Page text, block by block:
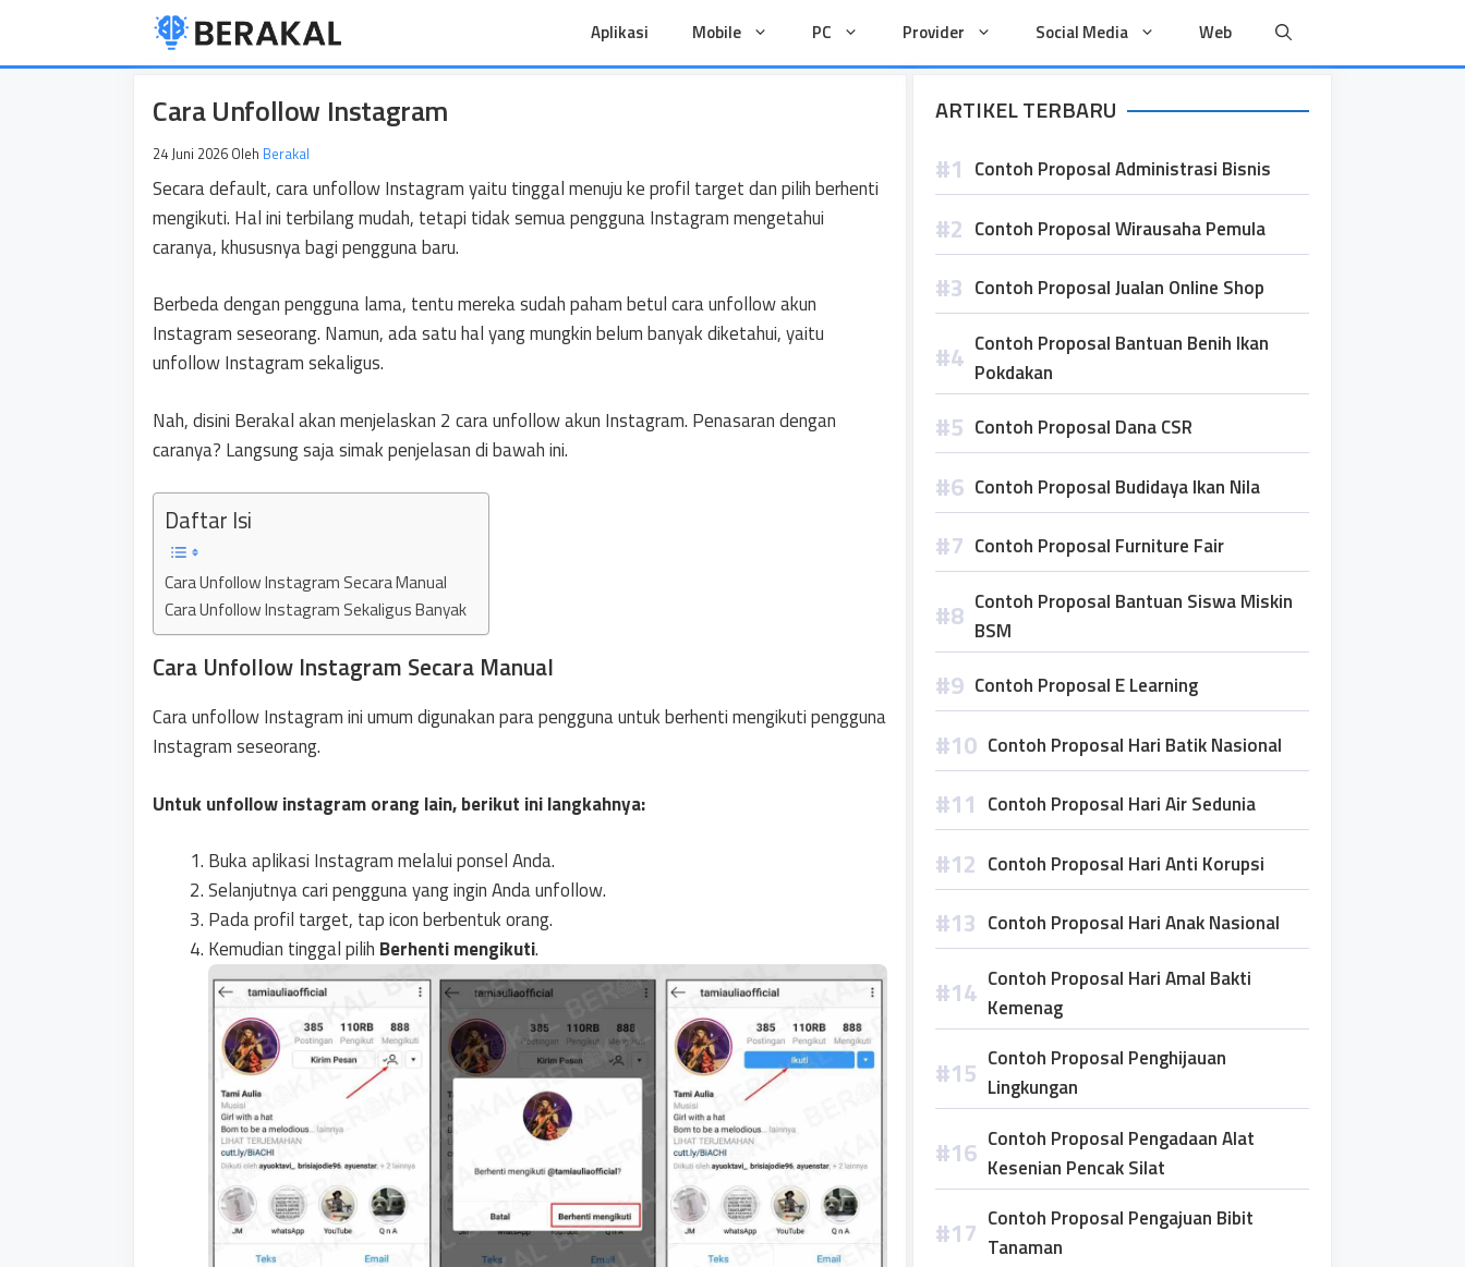
isi
Aplikasi Mobile PC Provider Social Media Web
Cara Unfollow Instagram
24 Juni 2026 Oleh Berakal
Secara default, cara unfollow Instagram yaitu tinggal menuju ke profil target dan pilih berhenti
mengikuti. Hal ini terbilang mudah, tetapi tidak semua pengguna Instagram mengetahui
caranya, khususnya bagi pengguna baru.
Berbeda dengan pengguna lama, tentu mereka sudah paham betul cara unfollow akun
Instagram seseorang. Namun, ada satu hal yang mungkin belum banyak diketahui, yaitu
unfollow Instagram sekaligus.
Nah, disini Berakal akan menjelaskan 2 cara unfollow akun Instagram. Penasaran dengan
caranya? Langsung saja simak penjelasan di bawah ini.
Daftar Isi
Cara Unfollow Instagram Secara Manual
Cara Unfollow Instagram Sekaligus Banyak
Cara Unfollow Instagram Secara Manual
Cara unfollow Instagram ini umum digunakan para pengguna untuk berhenti mengikuti pengguna
Instagram seseorang.
Untuk unfollow instagram orang lain, berikut ini langkahnya:
Buka aplikasi Instagram melalui ponsel Anda.
Selanjutnya cari pengguna yang ingin Anda unfollow.
Pada profil target, tap icon berbentuk orang.
Kemudian tinggal pilih Berhenti mengikuti.
ARTIKEL TERBARU
Contoh Proposal Administrasi Bisnis
Contoh Proposal Wirausaha Pemula
Contoh Proposal Jualan Online Shop
Contoh Proposal Bantuan Benih Ikan
Pokdakan
Contoh Proposal Dana CSR
Contoh Proposal Budidaya Ikan Nila
Contoh Proposal Furniture Fair
Contoh Proposal Bantuan Siswa Miskin
BSM
Contoh Proposal E Learning
Contoh Proposal Hari Batik Nasional
Contoh Proposal Hari Air Sedunia
Contoh Proposal Hari Anti Korupsi
Contoh Proposal Hari Anak Nasional
Contoh Proposal Hari Amal Bakti
Kemenag
Contoh Proposal Penghijauan
Lingkungan
Contoh Proposal Pengadaan Alat
Kesenian Pencak Silat
Contoh Proposal Pengajuan Bibit
Tanaman